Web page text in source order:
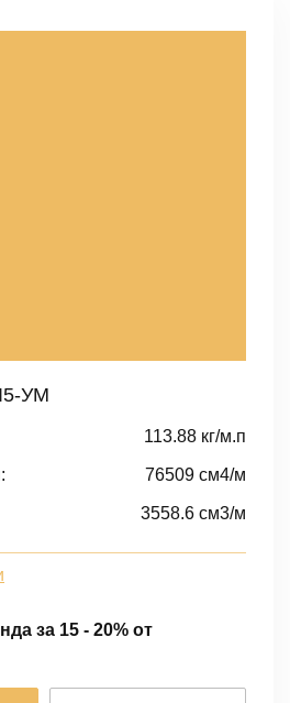
УМ
113.88 кг/м.п
76509 cм4/м
3558.6 cм3/м
за 15 - 20% от